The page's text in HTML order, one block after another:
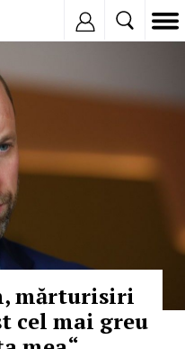
mărturisiri
cel mai greu